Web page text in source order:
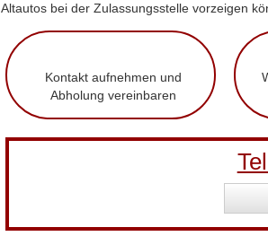
Altautos bei der Zulassungsstelle vorzeigen
Kontakt aufnehmen und
Abholung vereinbaren